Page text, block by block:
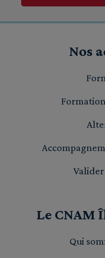
Nos
Valider
Le CNAM
Qui